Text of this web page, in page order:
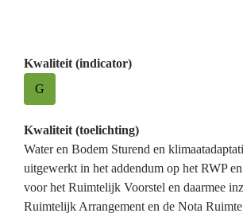
Kwaliteit (indicator)
G
Kwaliteit (toelichting)
Water en Bodem Sturend en
uitgewerkt in het addendum op het RWP
voor het Ruimtelijk Voorstel en daarmee
Ruimtelijk Arrangement en de Nota